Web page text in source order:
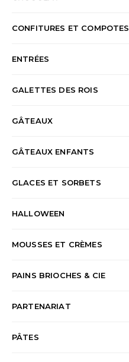
CONFITURES ET COMPOTES
ENTRÉES
GALETTES DES ROIS
GÂTEAUX
GÂTEAUX ENFANTS
GLACES ET SORBETS
HALLOWEEN
MOUSSES ET CRÈMES
PAINS BRIOCHES & CIE
PARTENARIAT
PÂTES